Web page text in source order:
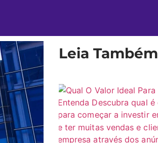
Leia Também